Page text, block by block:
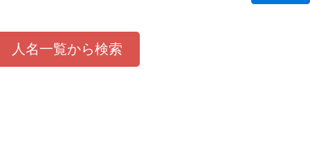
人名一覧から検索